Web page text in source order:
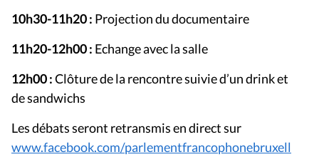
10h30-11h20 : Projection du documentaire
11h20-12h00 : Echange avec la salle
12h00 :Clôture de la rencontre suivie d’un drink et
de sandwichs
Les débats seront retransmis en direct sur
www.facebook.com/parlementfrancophonebruxell